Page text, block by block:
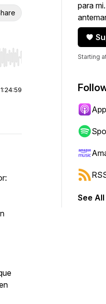
Hold shift to jump
1:24:59
para
Starting
See All